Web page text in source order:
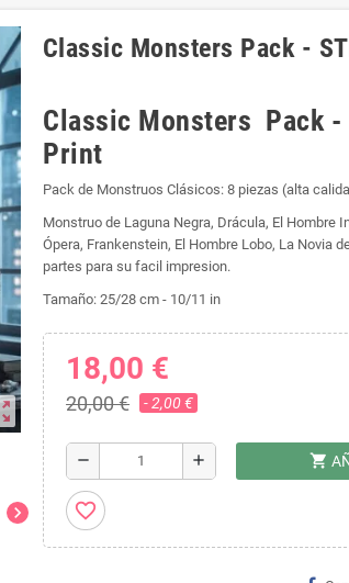
chevron_right
Classic Monsters Pack -
Classic Monsters Pack -
Print
Pack de Monstruos Clásicos: 8 piezas (alta
Monstruo de Laguna Negra, Drácula, El Hombre
Ópera, Frankenstein, El Hombre Lobo, La Novia
partes para su facil impresion.
Tamaño: 25/28 cm - 10/11 in
18,00 €
20,00 € - 2,00 €
remove add shopping_cart
favorite_border